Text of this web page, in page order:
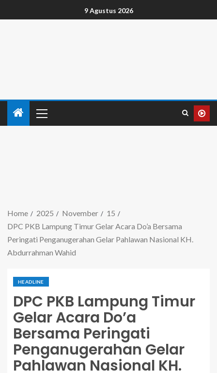
9 Agustus 2026
Home 2025 November
15
DPC PKB Lampung Timur Gelar Acara Do’a Bersama
Peringati Penganugerahan Gelar Pahlawan Nasional KH.
Abdurrahman Wahid
HEADLINE
DPC PKB Lampung Timur
Gelar Acara Do’a
Bersama Peringati
Penganugerahan Gelar
Pahlawan Nasional KH.